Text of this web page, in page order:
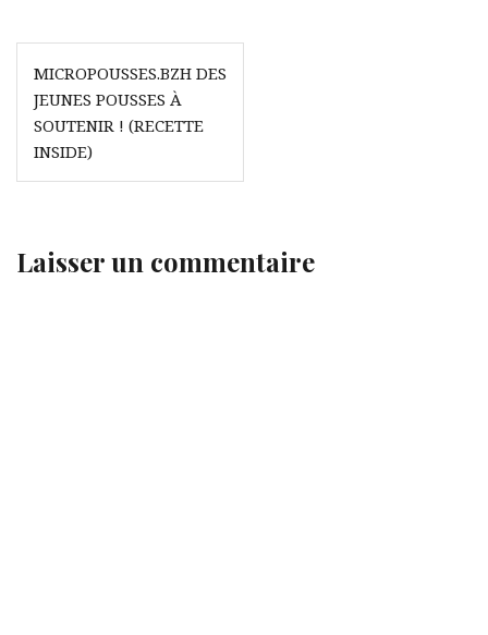
Navigation
de
l’article
MICROPOUSSES.BZH DES
JEUNES POUSSES À
SOUTENIR ! (RECETTE
INSIDE)
Laisser un commentaire